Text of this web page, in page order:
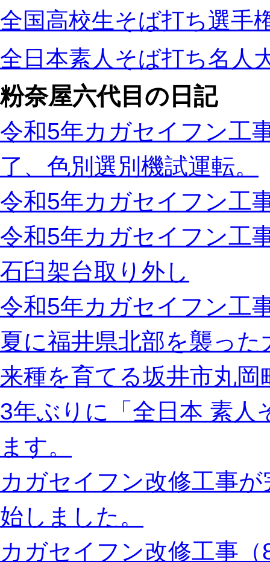
全国高校生そば打ち選手
全日本素人そば打ち名人
粉奈屋六代目の日記
令和5年カガセイフン工
了、色別選別機試運転。
令和5年カガセイフン工
令和5年カガセイフン工
石臼架台取り外し
令和5年カガセイフン工
夏に福井県北部を襲っ
来種を育てる坂井市丸岡
3年ぶりに「全日本 素人
ます。
カガセイフン改修工事
始しました。
カガセイフン改修工事